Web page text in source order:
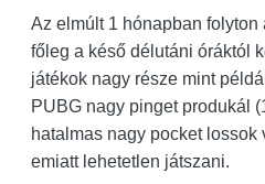
Az elmúlt 1 hónapban folyton
főleg a késő délutáni óráktól
játékok nagy része mint
PUBG nagy pinget produkál
hatalmas nagy pocket lossok
emiatt lehetetlen játszani.